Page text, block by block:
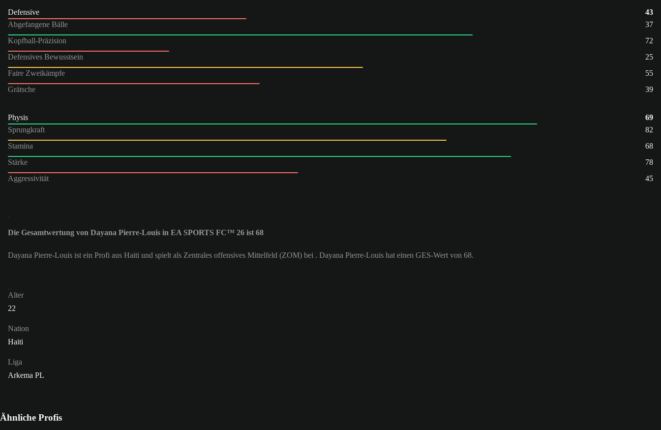
Defensive
43
Abgefangene Bälle
37
Kopfball-Präzision
72
Defensives Bewusstsein
25
Faire Zweikämpfe
55
Grätsche
39
Physis
69
Sprungkraft
82
Stamina
68
Stärke
78
Aggressivität
45
Die Gesamtwertung von Dayana Pierre-Louis in EA SPORTS FC™ 26 ist 68
Dayana Pierre-Louis ist ein Profi aus Haiti und spielt als Zentrales offensives Mittelfeld (ZOM) bei . Dayana Pierre-Louis hat einen GES-Wert von 68.
Alter
22
Nation
Haiti
Liga
Arkema PL
Ähnliche Profis